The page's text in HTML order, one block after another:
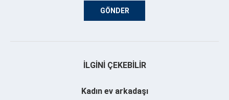
İLGINI ÇEKEBILIR
Kadın ev arkadaşı